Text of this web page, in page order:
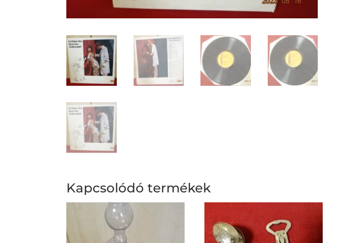
Kapcsolódó termékek